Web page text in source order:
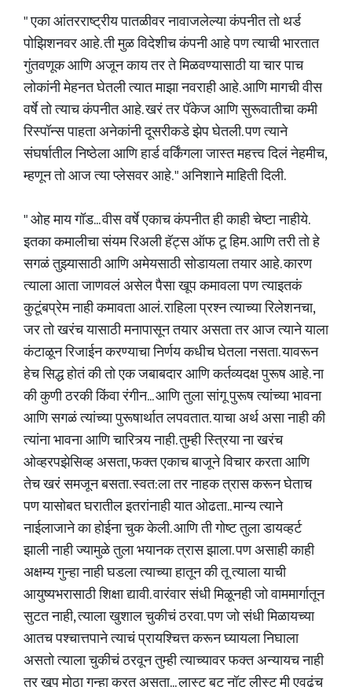
" एका आंतरराष्ट्रीय पातळीवर नावाजलेल्या कंपनीत तो थर्ड
पोझिशनवर आहे. ती मुळ विदेशीच कंपनी आहे पण त्याची भारतात
गुंतवणूक आणि अजून काय तर ते मिळवण्यासाठी या चार पाच
लोकांनी मेहनत घेतली त्यात माझा नवराही आहे. आणि मागची वीस
वर्षे तो त्याच कंपनीत आहे. खरं तर पॅकेज आणि सुरूवातीचा कमी
रिस्पॉन्स पाहता अनेकांनी दूसरीकडे झेप घेतली. पण त्याने
संघर्षातील निष्ठेला आणि हार्ड वर्किंगला जास्त महत्त्व दिलं नेहमीच,
म्हणून तो आज त्या प्लेसवर आहे. " अनिशाने माहिती दिली.
" ओह माय गॉड... वीस वर्षे एकाच कंपनीत ही काही चेष्टा नाहीये.
इतका कमालीचा संयम रिअली हॅट्स ऑफ टू हिम. आणि तरी तो हे
सगळं तुझ्यासाठी आणि अमेयसाठी सोडायला तयार आहे. कारण
त्याला आता जाणवलं असेल पैसा खूप कमावला पण त्याइतकं
कुटूंबप्रेम नाही कमावता आलं. राहिला प्रश्न त्याच्या रिलेशनचा,
जर तो खरंच यासाठी मनापासून तयार असता तर आज त्याने याला
कंटाळून रिजाईन करण्याचा निर्णय कधीच घेतला नसता. यावरून
हेच सिद्ध होतं की तो एक जबाबदार आणि कर्तव्यदक्ष पुरूष आहे. ना
की कुणी ठरकी किंवा रंगीन... आणि तुला सांगू पुरूष त्यांच्या भावना
आणि सगळं त्यांच्या पुरूषार्थात लपवतात. याचा अर्थ असा नाही की
त्यांना भावना आणि चारित्र्य नाही. तुम्ही स्त्रिया ना खरंच
ओव्हरपझेसिव्ह असता, फक्त एकाच बाजूने विचार करता आणि
तेच खरं समजून बसता. स्वत:ला तर नाहक त्रास करून घेताच
पण यासोबत घरातील इतरांनाही यात ओढता.. मान्य त्याने
नाईलाजाने का होईना चुक केली. आणि ती गोष्ट तुला डायव्हर्ट
झाली नाही ज्यामुळे तुला भयानक त्रास झाला. पण असाही काही
अक्षम्य गुन्हा नाही घडला त्याच्या हातून की तू त्याला याची
आयुष्यभरासाठी शिक्षा द्यावी. वारंवार संधी मिळूनही जो वाममार्गातून
सुटत नाही, त्याला खुशाल चुकीचं ठरवा. पण जो संधी मिळायच्या
आतच पश्चात्तपाने त्याचं प्रायश्चित्त करून घ्यायला निघाला
असतो त्याला चुकीचं ठरवून तुम्ही त्याच्यावर फक्त अन्यायच नाही